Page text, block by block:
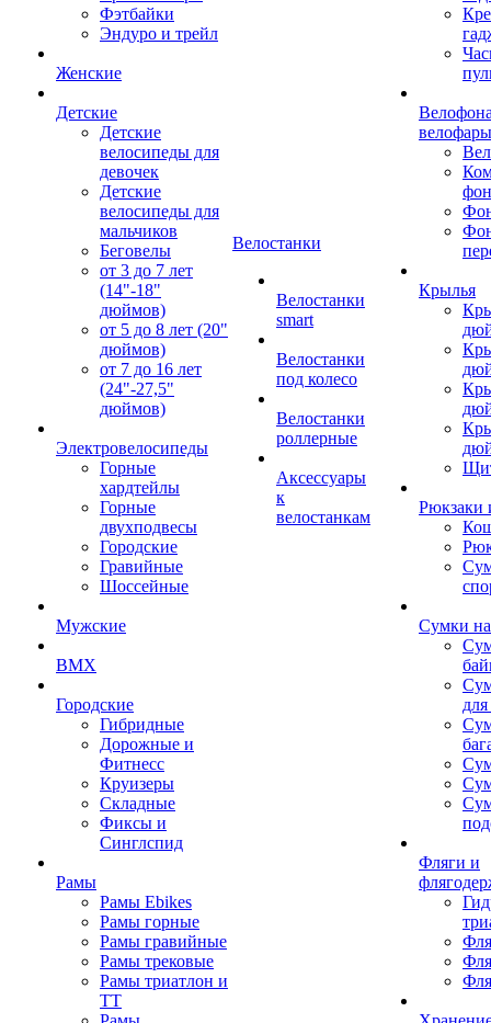
Фэтбайки
Эндуро и трейл
Женские
Детские
Детские
велосипеды для
девочек
Детские
велосипеды для
мальчиков
Беговелы
от 3 до 7 лет
(14"-18"
дюймов)
от 5 до 8 лет (20"
дюймов)
от 7 до 16 лет
(24"-27,5"
дюймов)
Электровелосипеды
Горные
хардтейлы
Горные
двухподвесы
Городские
Гравийные
Шоссейные
Мужские
BMX
Городские
Гибридные
Дорожные и
Фитнесс
Круизеры
Складные
Фиксы и
Синглспид
Рамы
Рамы Ebikes
Рамы горные
Рамы гравийные
Рамы трековые
Рамы триатлон и
ТТ
Велостанки
Велостанки
smart
Велостанки
под колесо
Велостанки
роллерные
Аксессуары
к
велостанкам
велофары
Крылья
Рюкзаки
Сумки
Фляги и